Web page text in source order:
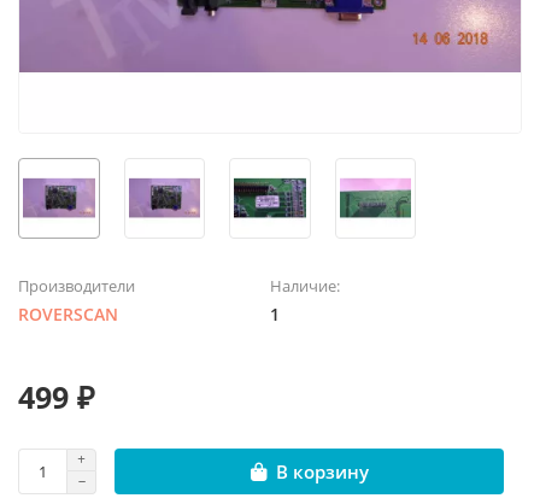
Производители
ROVERSCAN
Наличие:
1
499 ₽
В корзину